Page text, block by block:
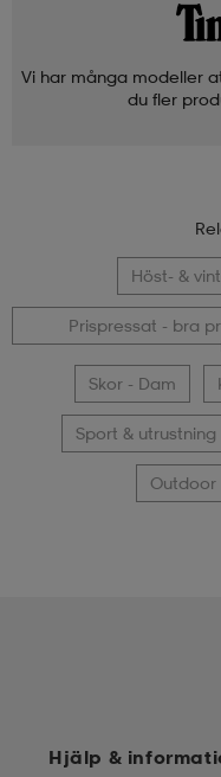
Vi har många modeller
du fler
Höst- &
Prispressat - bra
Skor - Dam
Sport & utrustning
Outdoor
Hjälp &